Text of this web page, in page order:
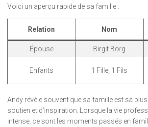
Voici un aperçu rapide de sa famille :
Relation Nom
Épouse Birgit Borg
Enfants 1 Fille, 1 Fils
Andy révèle souvent que sa famille est sa
soutien et d’inspiration. Lorsque la vie
intense, ce sont les moments passés en